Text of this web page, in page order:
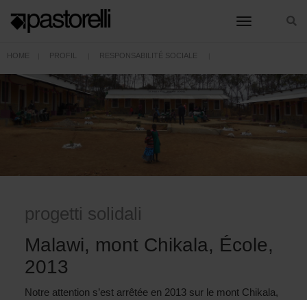
toggle
HOME PROFIL RESPONSABILITÉ SOCIALE
PROGETTI SOLIDALI MALAWI, MONT CHIKALA, ÉCOLE, 2013
progetti solidali
Malawi, mont Chikala, École,
2013
Notre attention s’est arrêtée en 2013 sur le mont Chikala,